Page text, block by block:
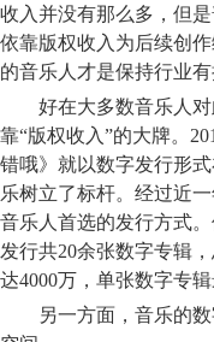
收入并没有那么多，但
依靠版权收入为后续创
的音乐人才是保持行业有
好在大多数音乐人
靠“版权收入”的大牌。
错哦》就以数字发行形
乐树立了标杆。经过近
音乐人首选的发行方式
发行共20余张数字专辑
达4000万，单张数字专辑
另一方面，音乐的